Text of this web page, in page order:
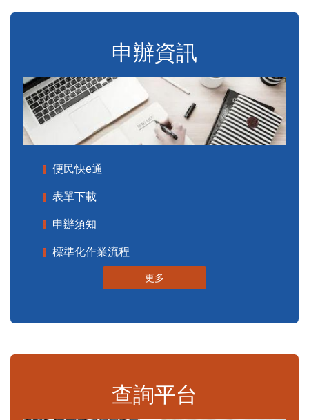
申辦資訊
便民快e通
表單下載
申辦須知
標準化作業流程
更多
查詢平台